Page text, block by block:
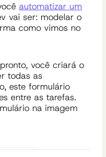
automatizar um
vai ser: modelar o
como vimos no
você criará o
todas as
este formulário
entre as tarefas.
na imagem